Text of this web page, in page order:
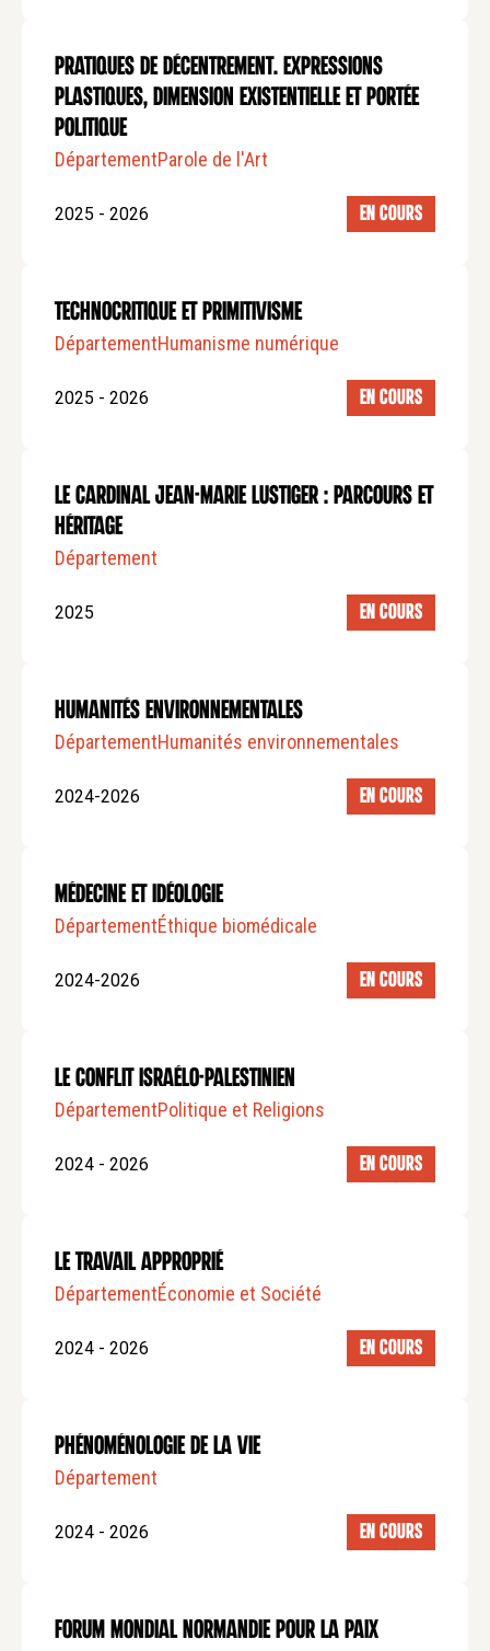
PRATIQUES DE DÉCENTREMENT. EXPRESSIONS
PLASTIQUES, DIMENSION EXISTENTIELLE ET PORTÉE
POLITIQUE
DépartementParole de l'Art
2025 - 2026 EN COURS
Technocritique et primitivisme
DépartementHumanisme numérique
2025 - 2026 EN COURS
Le Cardinal Jean-Marie Lustiger : parcours et
héritage
Département
2025 EN COURS
Humanités environnementales
DépartementHumanités environnementales
2024-2026 EN COURS
Médecine et idéologie
DépartementÉthique biomédicale
2024-2026 EN COURS
Le conflit israélo-palestinien
DépartementPolitique et Religions
2024 - 2026 EN COURS
Le travail approprié
DépartementÉconomie et Société
2024 - 2026 EN COURS
Phénoménologie de la vie
Département
2024 - 2026 EN COURS
Forum mondial Normandie pour la Paix